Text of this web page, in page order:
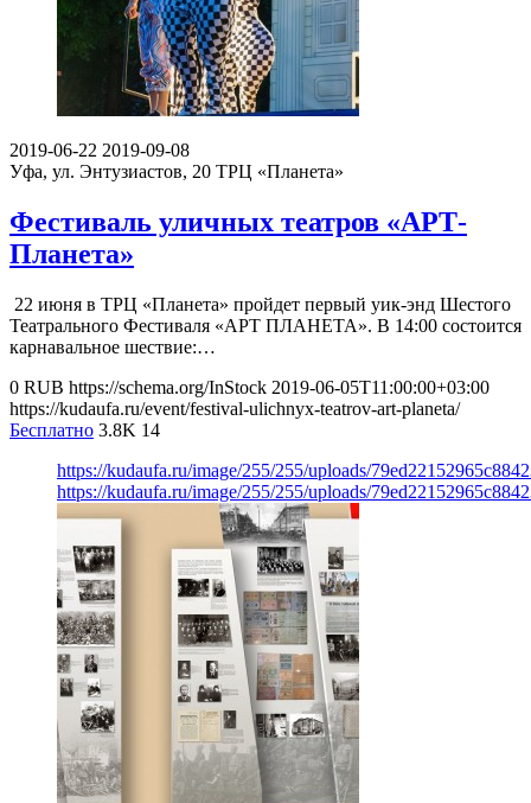
2019-06-22 2019-09-08
Уфа, ул. Энтузиастов, 20 ТРЦ «Планета»
Фестиваль уличных театров «АРТ-
Планета»
22 июня в ТРЦ «Планета» пройдет первый уик-энд Шестого
Театрального Фестиваля «АРТ ПЛАНЕТА». В 14:00 состоится
карнавальное шествие:…
0 RUB https://schema.org/InStock 2019-06-05T11:00:00+03:00
https://kudaufa.ru/event/festival-ulichnyx-teatrov-art-planeta/
Бесплатно 3.8K 14
https://kudaufa.ru/image/255/255/uploads/
https://kudaufa.ru/image/255/255/uploads/